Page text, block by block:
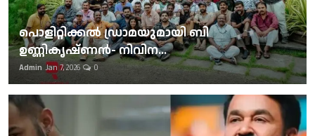
പൊളിറ്റിക്കല്‍ ഡ്രാമയുമായി ബി
ഉണ്ണികൃഷ്ണന്‍- നിവിന...
Admin Jan 7, 2026 0